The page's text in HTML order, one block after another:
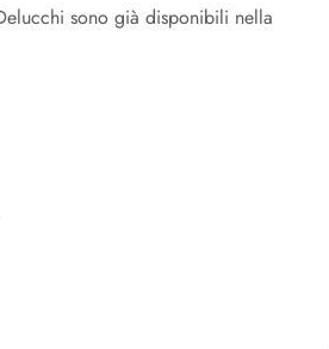
sono già disponibili nella